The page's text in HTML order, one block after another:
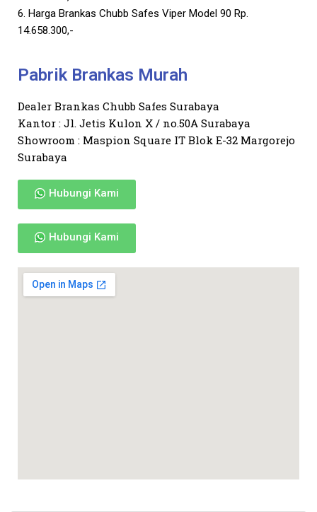
6. Harga Brankas Chubb Safes Viper Model 90 Rp.
14.658.300,-
Pabrik Brankas Murah
Dealer Brankas Chubb Safes Surabaya
Kantor : Jl. Jetis Kulon X / no.50A Surabaya
Showroom : Maspion Square IT Blok E-32 Margorejo
Surabaya
Hubungi Kami
Hubungi Kami